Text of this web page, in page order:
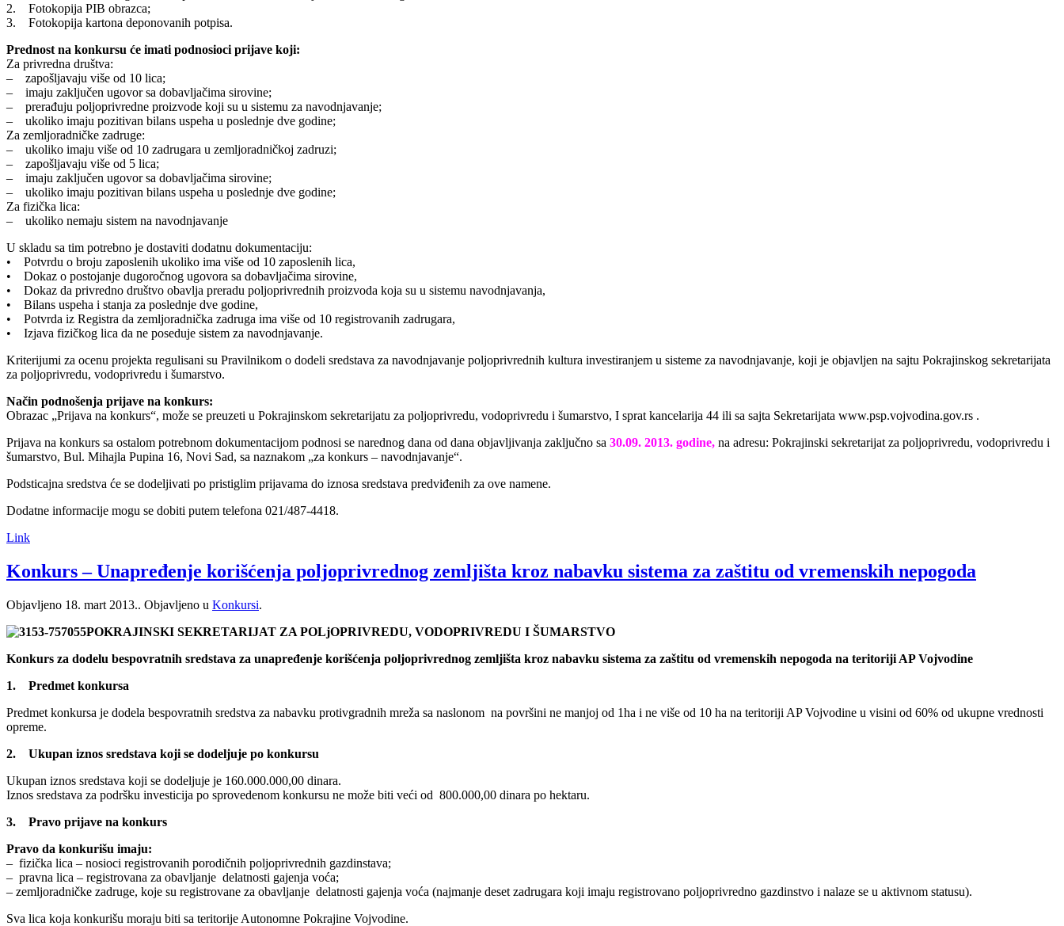
2. Fotokopija PIB obrazca;
3. Fotokopija kartona deponovanih potpisa.
Prednost na konkursu će imati podnosioci prijave koji:
Za privredna društva:
– zapošljavaju više od 10 lica;
– imaju zaključen ugovor sa dobavljačima sirovine;
– prerađuju poljoprivredne proizvode koji su u sistemu za navodnjavanje;
– ukoliko imaju pozitivan bilans uspeha u poslednje dve godine;
Za zemljoradničke zadruge:
– ukoliko imaju više od 10 zadrugara u zemljoradničkoj zadruzi;
– zapošljavaju više od 5 lica;
– imaju zaključen ugovor sa dobavljačima sirovine;
– ukoliko imaju pozitivan bilans uspeha u poslednje dve godine;
Za fizička lica:
– ukoliko nemaju sistem na navodnjavanje
U skladu sa tim potrebno je dostaviti dodatnu dokumentaciju:
• Potvrdu o broju zaposlenih ukoliko ima više od 10 zaposlenih lica,
• Dokaz o postojanje dugoročnog ugovora sa dobavljačima sirovine,
• Dokaz da privredno društvo obavlja preradu poljoprivrednih proizvoda koja su u sistemu navodnjavanja,
• Bilans uspeha i stanja za poslednje dve godine,
• Potvrda iz Registra da zemljoradnička zadruga ima više od 10 registrovanih zadrugara,
• Izjava fizičkog lica da ne poseduje sistem za navodnjavanje.
Kriterijumi za ocenu projekta regulisani su Pravilnikom o dodeli sredstava za navodnjavanje poljoprivrednih kultura investiranjem u sisteme za navodnjavanje, koji je objavljen na sajtu Pokrajinskog sekretarijata
za poljoprivredu, vodoprivredu i šumarstvo.
Način podnošenja prijave na konkurs:
Obrazac „Prijava na konkurs“, može se preuzeti u Pokrajinskom sekretarijatu za poljoprivredu, vodoprivredu i šumarstvo, I sprat kancelarija 44 ili sa sajta Sekretarijata www.psp.vojvodina.gov.rs .
Prijava na konkurs sa ostalom potrebnom dokumentacijom podnosi se narednog dana od dana objavljivanja zaključno sa 30.09. 2013. godine, na adresu: Pokrajinski sekretarijat za poljoprivredu, vodoprivredu i
šumarstvo, Bul. Mihajla Pupina 16, Novi Sad, sa naznakom „za konkurs – navodnjavanje“.
Podsticajna sredstva će se dodeljivati po pristiglim prijavama do iznosa sredstava predviđenih za ove namene.
Dodatne informacije mogu se dobiti putem telefona 021/487-4418.
Link
Konkurs – Unapređenje korišćenja poljoprivrednog zemljišta kroz nabavku sistema za zaštitu od vremenskih nepogoda
Objavljeno 18. mart 2013.. Objavljeno u Konkursi.
POKRAJINSKI SEKRETARIJAT ZA POLjOPRIVREDU, VODOPRIVREDU I ŠUMARSTVO
Konkurs za dodelu bespovratnih sredstava za unapređenje korišćenja poljoprivrednog zemljišta kroz nabavku sistema za zaštitu od vremenskih nepogoda na teritoriji AP Vojvodine
1. Predmet konkursa
Predmet konkursa je dodela bespovratnih sredstva za nabavku protivgradnih mreža sa naslonom na površini ne manjoj od 1ha i ne više od 10 ha na teritoriji AP Vojvodine u visini od 60% od ukupne vrednosti
opreme.
2. Ukupan iznos sredstava koji se dodeljuje po konkursu
Ukupan iznos sredstava koji se dodeljuje je 160.000.000,00 dinara.
Iznos sredstava za podršku investicija po sprovedenom konkursu ne može biti veći od 800.000,00 dinara po hektaru.
3. Pravo prijave na konkurs
Pravo da konkurišu imaju:
– fizička lica – nosioci registrovanih porodičnih poljoprivrednih gazdinstava;
– pravna lica – registrovana za obavljanje delatnosti gajenja voća;
– zemljoradničke zadruge, koje su registrovane za obavljanje delatnosti gajenja voća (najmanje deset zadrugara koji imaju registrovano poljoprivredno gazdinstvo i nalaze se u aktivnom statusu).
Sva lica koja konkurišu moraju biti sa teritorije Autonomne Pokrajine Vojvodine.